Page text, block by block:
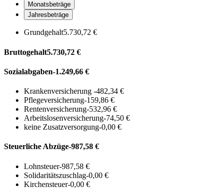
Monatsbeträge
Jahresbeträge
Grundgehalt5.730,72 €
Bruttogehalt5.730,72 €
Sozialabgaben-1.249,66 €
Krankenversicherung -482,34 €
Pflegeversicherung-159,86 €
Rentenversicherung-532,96 €
Arbeitslosenversicherung-74,50 €
keine Zusatzversorgung-0,00 €
Steuerliche Abzüge-987,58 €
Lohnsteuer-987,58 €
Solidaritätszuschlag-0,00 €
Kirchensteuer-0,00 €